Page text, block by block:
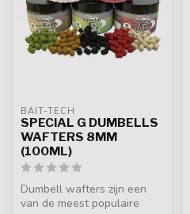
BAIT-TECH
SPECIAL G DUMBELLS
WAFTERS 8MM
(100ML)
Dumbell wafters zijn een
van de meest populaire